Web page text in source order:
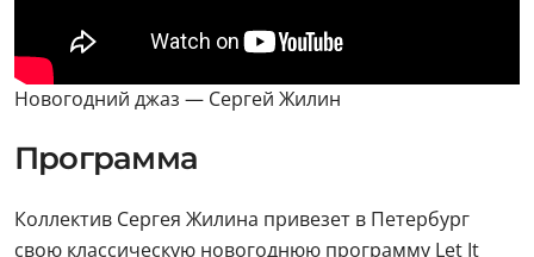
Новогодний джаз — Сергей Жилин
Программа
Коллектив Сергея Жилина привезет в Петербург
свою классическую новогоднюю программу Let It